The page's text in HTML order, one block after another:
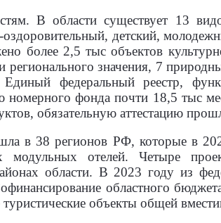
В области существует 13
оздоровительный, детский,
более 2,5 тыс объектов
значения, 7
федеральный реестр,
фонда почти 18,5 тыс
обязательную аттестацию
в 38 регионов РФ, которые в
модульных отелей. Четыре
области. В 2023 году из
областного
объекты общей